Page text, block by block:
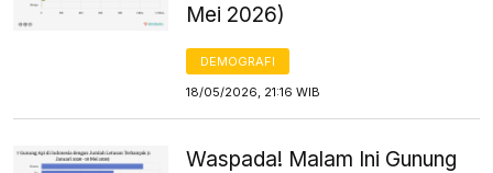
Mei 2026)
DEMOGRAFI
18/05/2026, 21:16 WIB
Waspada! Malam Ini Gunung